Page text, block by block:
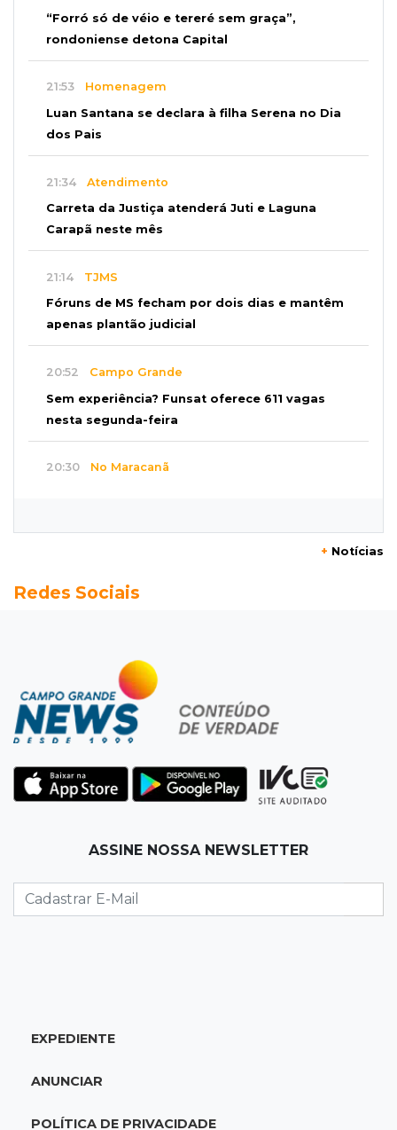
“Forró só de véio e tereré sem graça”,
rondoniense detona Capital
21:53 Homenagem
Luan Santana se declara à filha Serena no Dia
dos Pais
21:34 Atendimento
Carreta da Justiça atenderá Juti e Laguna
Carapã neste mês
21:14 TJMS
Fóruns de MS fecham por dois dias e mantêm
apenas plantão judicial
20:52 Campo Grande
Sem experiência? Funsat oferece 611 vagas
nesta segunda-feira
20:30 No Maracanã
Seleções em MS têm salários de até R$ 8,2 mil;
Jardim Itatiaia
Vigia é amarrado durante roubo de carro e
dois caminhões em pátio
Corinthians vence Bragantino por 2 a 0 e sobe
para 7º no Brasileirão
Na Vila Belmiro
lugar no Brasileirão
18:33Em 2022
adolescente atropelada no Amazonas
+ Notícias
Redes Sociais
ASSINE NOSSA NEWSLETTER
EXPEDIENTE
ANUNCIAR
POLÍTICA DE PRIVACIDADE